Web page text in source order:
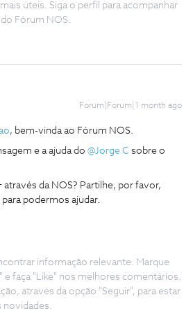
úteis. Siga o perfil para acompanhar
Fórum NOS.
Forum|Forum|1 month ago
, bem-vinda ao Fórum NOS.
e a ajuda do @Jorge C sobre o
através da NOS? Partilhe, por favor,
podermos ajudar.
informação relevante. Marque
e faça "Like" nos melhores comentários.
através da opção "Seguir", para estar
novidades.